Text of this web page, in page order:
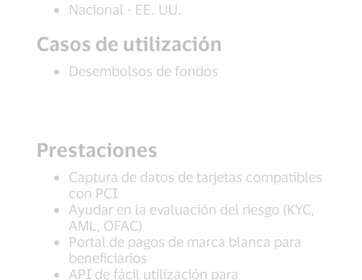
Nacional - EE. UU.
Casos de utilización
Desembolsos de fondos
Prestaciones
Captura de datos de tarjetas compatibles
con PCI
Ayudar en la evaluación del riesgo (KYC,
AML, OFAC)
Portal de pagos de marca blanca para
beneficiarios
API de fácil utilización para